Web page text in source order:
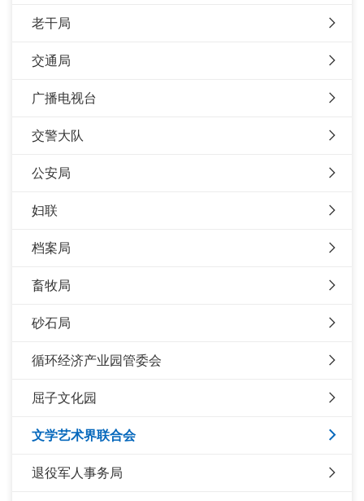
老干局
交通局
广播电视台
交警大队
公安局
妇联
档案局
畜牧局
砂石局
循环经济产业园管委会
屈子文化园
文学艺术界联合会
退役军人事务局